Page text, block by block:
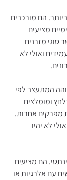
הם מורכבים
מציעים
סוגי מזרנים
ואולי לא
המתעצב לפי
ומומלצים
מפרקים אחרות.
לא יהיו
הם מציעים
עם אלרגיות או